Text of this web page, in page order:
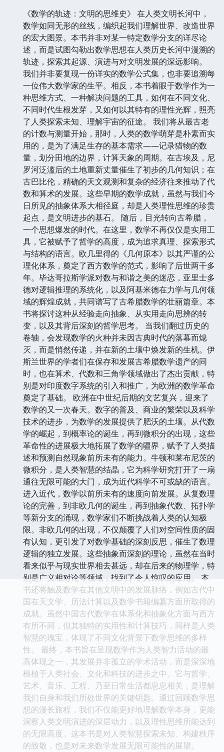
《数学的轨迹：文明的思维史》 在人类文明长河中，
数学如同无形的丝线，编织起我们理解世界、改造世界
的宏大图景。本书并非对某一特定数学分支的详尽论
述，而是试图勾勒出数学思想在人类历史长河中漫溯的
轨迹，探索其起源、演进与对文明发展的深远影响。
我们并非要复现一份详实的数学公式集，也非要追溯每
一位伟大数学家的生平。相反，本书着眼于数学作为一
种思维方式、一种解决问题的工具，如何在不同文化、
不同时代生根发芽，又如何以其特有的理性光辉，照亮
了人类探索未知、理解宇宙的征途。 我们将从最古老
的计数与测量开始，那时，人类的数学萌芽是朴素而实
用的，是为了满足生存的基本需求——记录猎物的数
量，划分田地的边界，计算天象的周期。在古埃及，尼
罗河泛滥后的土地重新丈量催生了初步的几何知识；在
古巴比伦，精确的天文观测和复杂的经济往来推动了代
数和算术的发展。这些早期的数学成就，虽然与我们今
日所见的抽象体系大相径庭，却是人类理性思维的珍贵
起点，是文明进步的基石。 随后，目光转向古希腊，
一个思想爆发的时代。在这里，数学不再仅仅是实用工
具，它被赋予了哲学的高度，成为追求真理、探索形式
与结构的语言。欧几里得的《几何原本》以其严谨的公
理化体系，奠定了西方数学的范式，影响了后世两千多
年。毕达哥拉斯学派对数与和谐之美的迷恋，亚里士多
德对逻辑推理的系统化，以及阿基米德在力学与几何领
域的辉煌成就，共同谱写了古希腊数学的壮丽篇章。本
书将探讨这种从经验走向抽象、从实用走向思辨的转
变，以及其背后深刻的哲学思考。 当我们翻过历史的
卷轴，会发现数学的火种并未因古典时代的落幕而熄
灭，而是悄然传递，并在新的土壤中焕发新的生机。伊
斯兰世界的学者们在保存和发展古希腊数学遗产的同
时，也在算术、代数和三角学领域做出了杰出贡献，特
别是对印度数字系统的引入和推广，为欧洲的数学革命
奠定了基础。 欧洲在中世纪后期的文艺复兴，迎来了
数学的又一次春天。数字的普及、商业的繁荣以及科学
技术的进步，为数学的发展提供了肥沃的土壤。从代数
学的崛起，到概率论的诞生，再到微积分的出现，这些
革命性的进展极大地拓展了数学的疆界，赋予了人类描
述和预测自然现象前所未有的能力。牛顿和莱布尼茨的
微积分，是人类智慧的结晶，它为科学研究打开了一扇
通往无限可能的大门，成为近代科学不可或缺的语言。
进入近代，数学以前所未有的速度向前发展。从复数理
论的完善，到非欧几何的诞生，再到抽象代数、拓扑学
等新分支的涌现，数学家们不断挑战着人类的认知极
限。非欧几何的出现，不仅颠覆了人们对空间性质的固
有认知，更引发了对数学基础的深刻反思，催生了数理
逻辑的独立发展。这些抽象而深刻的理论，虽然在当时
看来似乎与现实世界相去甚远，却在后来的物理学，特
别是广义相对论等领域，找到了令人惊叹的应用。 本
书还将触及数学在其他文明中的发展脉络，例如古代中
国在天文学、历法计算以及数学书籍编纂方面所取得的
成就。虽然中国古代数学在体系化和抽象化方面与西方
有所不同，但其独特的实用性和计算技巧，同样是人类
智慧的瑰宝，体现了不同文化背景下数学思维的多样
性。 最终，本书旨在呈现数学作为人类智力活动的最
高体现之一，其发展并非孤立的学术活动，而是深深地
根植于人类社会、文化和科技的进步之中。它与哲学、
艺术、音乐、工程、乃至日常生活都息息相关，是理解
我们自身和我们所处世界的关键钥匙。通过回顾数学思
想的漫长旅程，我们不仅能更好地理解数学本身，更能
洞察人类文明演进的深层动力，以及理性思维所能达到
的无限高度。这本书是对人类智慧探索未知、构建秩序
的致敬，也是对未来数学发展无限可能性的展望。